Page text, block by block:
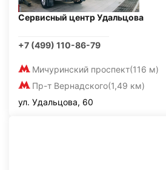
Сервисный центр Удальцова
+7 (499) 110-86-79
Мичуринский проспект(116 м)
Пр-т Вернадского(1,49 км)
ул. Удальцова, 60